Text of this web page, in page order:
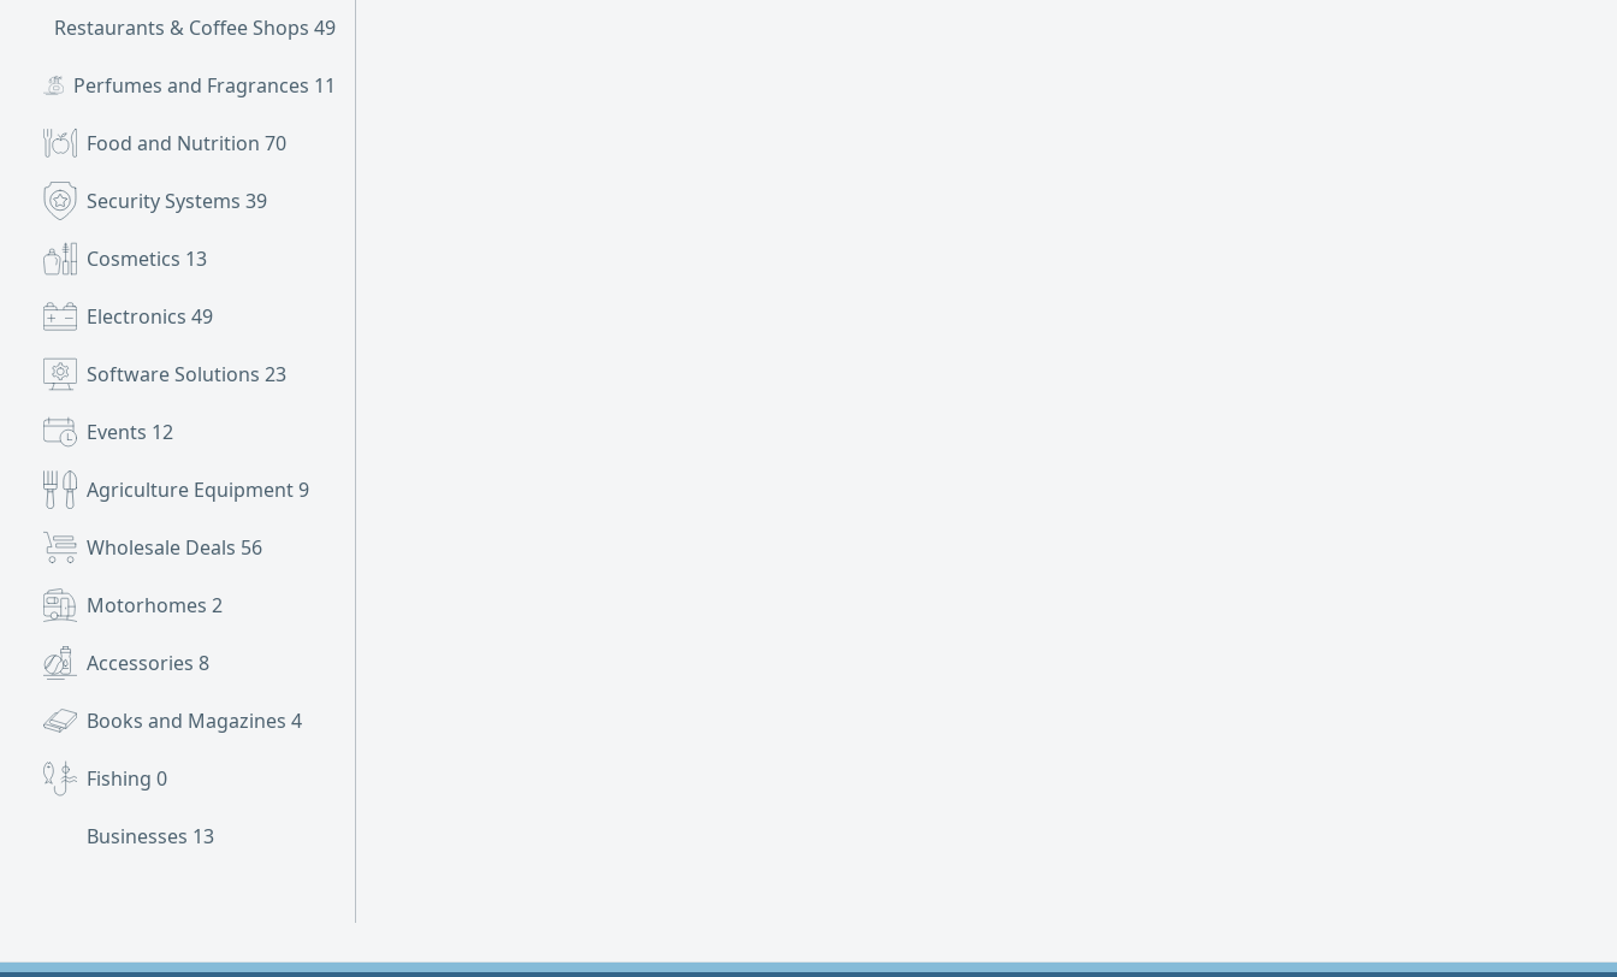
Restaurants & Coffee Shops 49
Perfumes and Fragrances 11
Food and Nutrition 70
Security Systems 39
Cosmetics 13
Electronics 49
Software Solutions 23
Events 12
Agriculture Equipment9
Wholesale Deals 56
Motorhomes 2
Accessories 8
Books and Magazines 4
Fishing 0
Businesses 13